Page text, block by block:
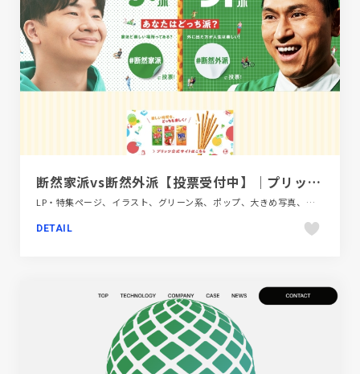
断然家派vs断然外派【投票受付中】｜プリッツ｜グリコ
LP・特集ページ、イラスト、グリーン系、ポップ、大きめ写真、飲料・食品
DETAIL